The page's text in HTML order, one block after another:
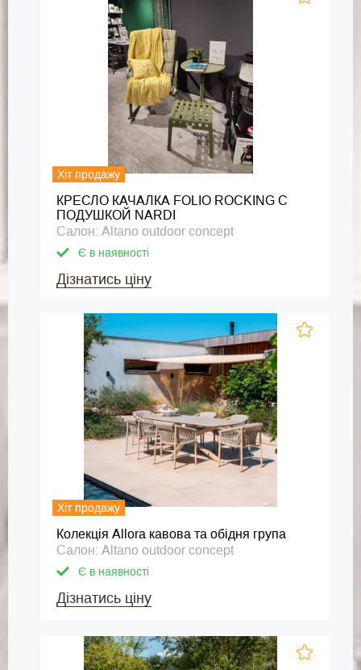
Хіт продажу
КРЕСЛО КАЧАЛКА FOLIO ROCKING С
ПОДУШКОЙ NARDI
Салон: Altano outdoor concept
Є в наявності
Дізнатись ціну
Хіт продажу
Колекція Allora кавова та обідня група
Салон: Altano outdoor concept
Є в наявності
Дізнатись ціну